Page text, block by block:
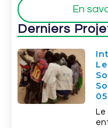
En
Derniers
Le